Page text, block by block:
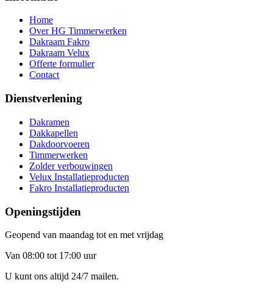
Home
Over HG Timmerwerken
Dakraam Fakro
Dakraam Velux
Offerte formulier
Contact
Dienstverlening
Dakramen
Dakkapellen
Dakdoorvoeren
Timmerwerken
Zolder verbouwingen
Velux Installatieproducten
Fakro Installatieproducten
Openingstijden
Geopend van maandag tot en met vrijdag
Van 08:00 tot 17:00 uur
U kunt ons altijd 24/7 mailen.